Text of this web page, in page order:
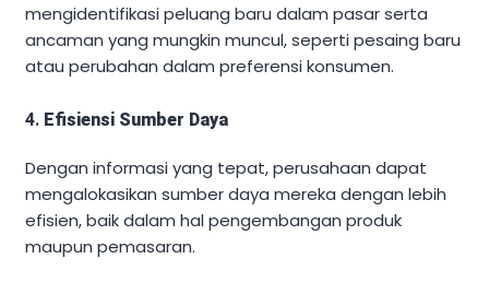
mengidentifikasi peluang baru dalam pasar serta
ancaman yang mungkin muncul, seperti pesaing baru
atau perubahan dalam preferensi konsumen.
4. Efisiensi Sumber Daya
Dengan informasi yang tepat, perusahaan dapat
mengalokasikan sumber daya mereka dengan lebih
efisien, baik dalam hal pengembangan produk
maupun pemasaran.